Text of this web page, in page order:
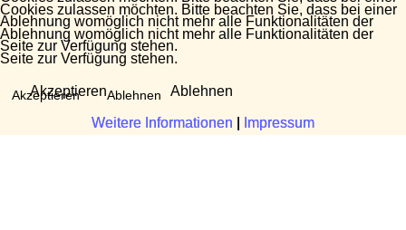
Cookies zulassen möchten. Bitte beachten Sie, dass bei einer
Ablehnung womöglich nicht mehr alle Funktionalitäten der
Seite zur Verfügung stehen.
Akzeptieren Ablehnen
Weitere Informationen Impressum
Ablehnung womöglich nicht mehr alle Funktionalitäten der
Seite zur Verfügung stehen.
Akzeptieren Ablehnen
Weitere Informationen Impressum